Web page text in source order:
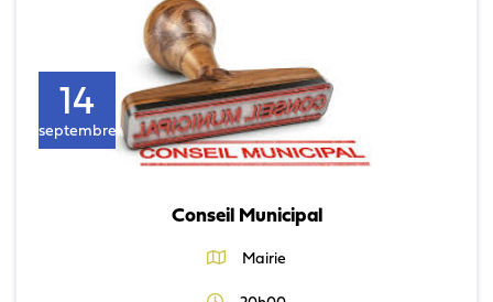
14
septembre
Conseil Municipal
Mairie